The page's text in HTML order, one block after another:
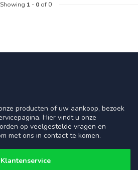
Showing 1- 0of 0
producten of uw aankoop, bezoek
Hier vindt u onze
op veelgestelde vragen en
met ons in contact te komen.
Klantenservice